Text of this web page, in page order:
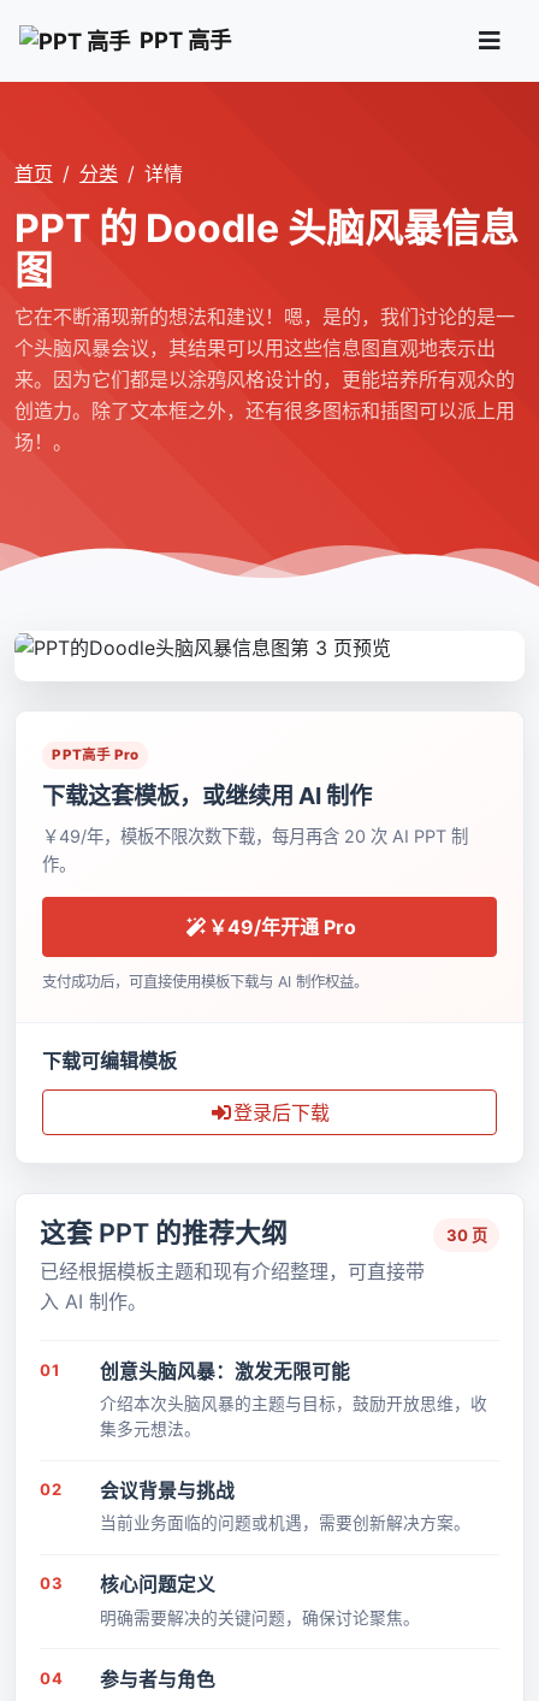
PPT 高手
首页 分类 详情
PPT 的 Doodle 头脑风暴信息
图
它在不断涌现新的想法和建议！嗯，是的，我们讨论的是一
个头脑风暴会议，其结果可以用这些信息图直观地表示出
来。因为它们都是以涂鸦风格设计的，更能培养所有观众的
创造力。除了文本框之外，还有很多图标和插图可以派上用
场！。
PPT高手 Pro
下载这套模板，或继续用 AI 制作
￥49/年，模板不限次数下载，每月再含 20 次 AI PPT 制
作。
￥49/年开通 Pro
支付成功后，可直接使用模板下载与 AI 制作权益。
下载可编辑模板
登录后下载
这套 PPT 的推荐大纲
已经根据模板主题和现有介绍整理，可直接带
入 AI 制作。
30 页
01 创意头脑风暴：激发无限可能
介绍本次头脑风暴的主题与目标，鼓励开放思维，收
集多元想法。
02 会议背景与挑战
当前业务面临的问题或机遇，需要创新解决方案。
03 核心问题定义
明确需要解决的关键问题，确保讨论聚焦。
04 参与者与角色